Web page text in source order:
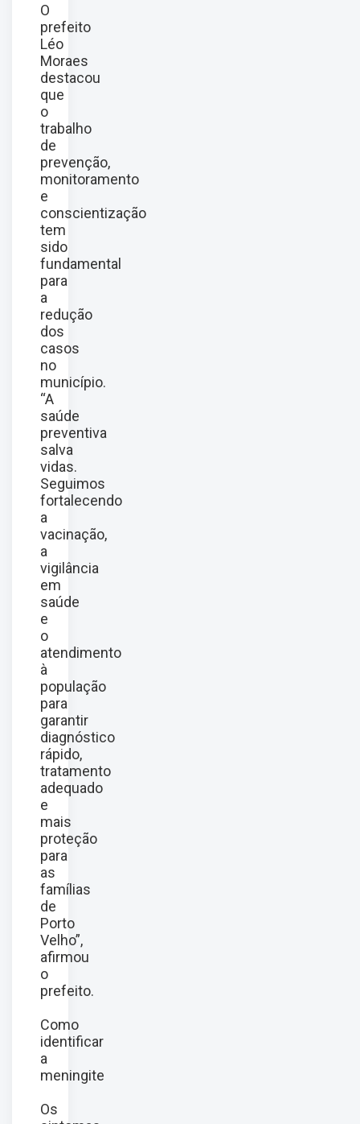
O
prefeito
Léo
Moraes
destacou
que
o
trabalho
de
prevenção,
monitoramento
e
conscientização
tem
sido
fundamental
para
a
redução
dos
casos
no
município.
“A
saúde
preventiva
salva
vidas.
Seguimos
fortalecendo
a
vacinação,
a
vigilância
em
saúde
e
o
atendimento
à
população
para
garantir
diagnóstico
rápido,
tratamento
adequado
e
mais
proteção
para
as
famílias
de
Porto
Velho”,
afirmou
o
prefeito.
Como
identificar
a
meningite
Os